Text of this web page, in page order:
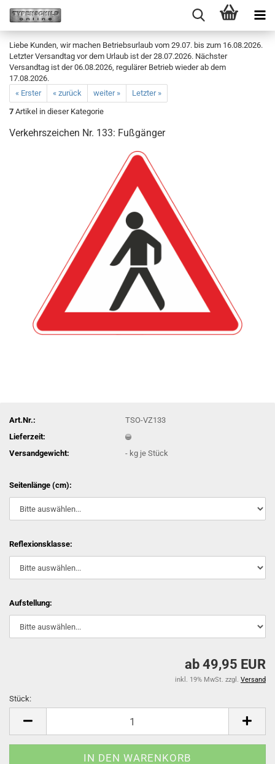
Liebe Kunden, wir machen Betriebsurlaub vom 29.07. bis zum 16.08.2026.
Letzter Versandtag vor dem Urlaub ist der 28.07.2026. Nächster
Versandtag ist der 06.08.2026, regulärer Betrieb wieder ab dem
17.08.2026.
« Erster
« zurück weiter »
Letzter »
7 Artikel in dieser Kategorie
Verkehrszeichen Nr. 133: Fußgänger
Art.Nr.:
TSO-VZ133
Lieferzeit:
Versandgewicht:
- kg je Stück
Seitenlänge (cm):
Reflexionsklasse:
Aufstellung:
ab 49,95 EUR
inkl. 19% MwSt. zzgl. Versand
Stück: